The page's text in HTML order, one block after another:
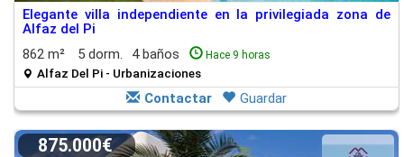
Elegante villa independiente en la privilegiada zona de
Alfaz del Pi
862 m²
5 dorm. 4 baños Hace 9 horas
Alfaz Del Pi - Urbanizaciones
Contactar Guardar
875.000€